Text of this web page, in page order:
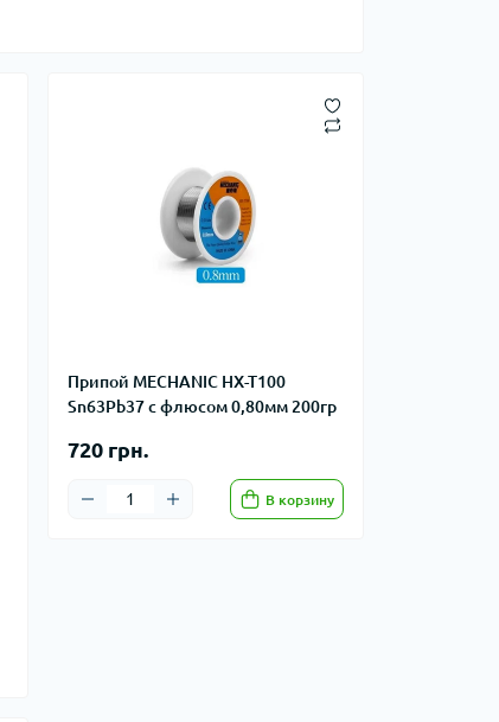
Припой MECHANIC HX-T100
Sn63Pb37 с флюсом 0,80мм 200гр
720 грн.
В корзину